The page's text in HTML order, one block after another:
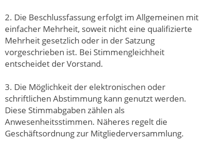
2. Die Beschlussfassung erfolgt im Allgemeinen mit
einfacher Mehrheit, soweit nicht eine qualifizierte
Mehrheit gesetzlich oder in der Satzung
vorgeschrieben ist. Bei Stimmengleichheit
entscheidet der Vorstand.
3. Die Möglichkeit der elektronischen oder
schriftlichen Abstimmung kann genutzt werden.
Diese Stimmabgaben zählen als
Anwesenheitsstimmen. Näheres regelt die
Geschäftsordnung zur Mitgliederversammlung.